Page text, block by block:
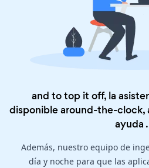
and to top it off, la
disponible around-the-clock,
ayuda .
Además, nuestro equipo de
día y noche para que las